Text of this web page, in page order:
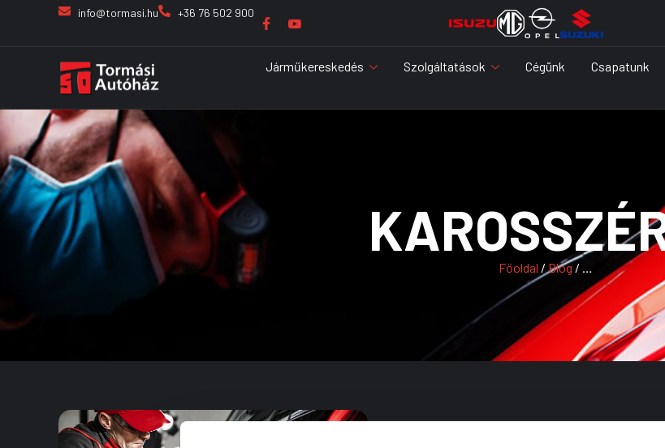
info@tormasi.hu +36 76 502 900
Járműkereskedés Szolgáltatások Cégünk Csapatunk
Főoldal /Blog/ …